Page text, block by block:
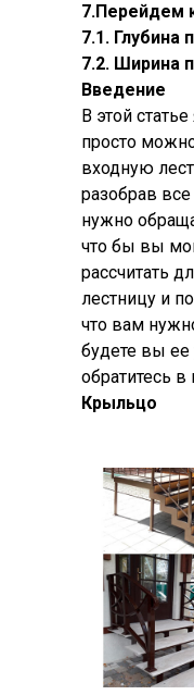
7.Перейдем
7.1. Глубина
7.2. Ширина
Введение
В этой
просто
входную
разобрав
нужно
что бы вы
рассчитать
лестницу и
что вам
будете вы ее
обратитесь
Крыльцо